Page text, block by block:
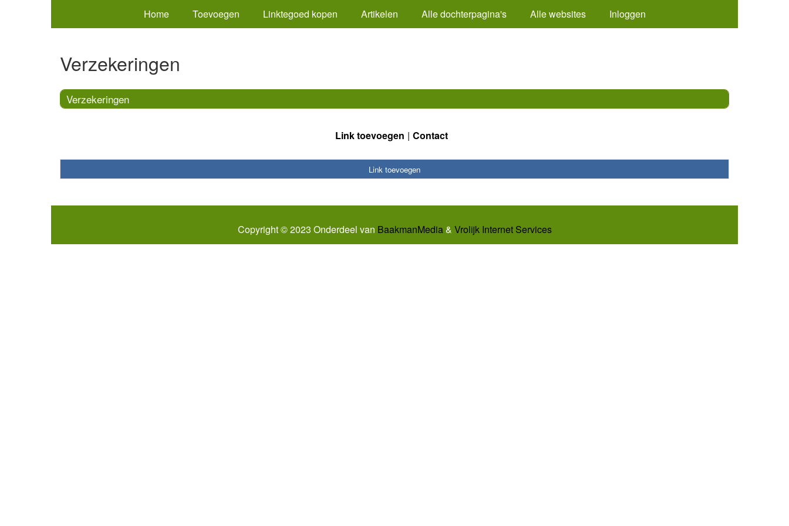
Home Toevoegen Linktegoed kopen Artikelen Alle dochterpagina's Alle websites Inloggen
Verzekeringen
Verzekeringen
Link toevoegen Contact
Link toevoegen
Copyright © 2023 Onderdeel van BaakmanMedia& Vrolijk Internet Services